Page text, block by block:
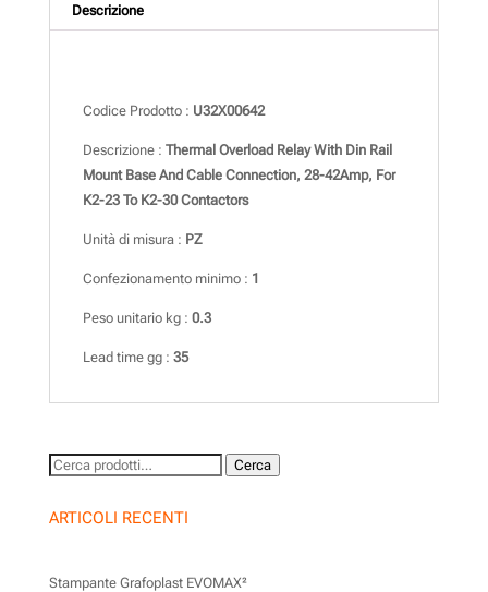
Descrizione
Codice Prodotto : U32X00642
Descrizione : Thermal Overload Relay With Din Rail
Mount Base And Cable Connection, 28-42Amp, For
K2-23 To K2-30 Contactors
Unità di misura : PZ
Confezionamento minimo : 1
Peso unitario kg : 0.3
Lead time gg : 35
Cerca: Cerca
ARTICOLI RECENTI
Stampante Grafoplast EVOMAX²